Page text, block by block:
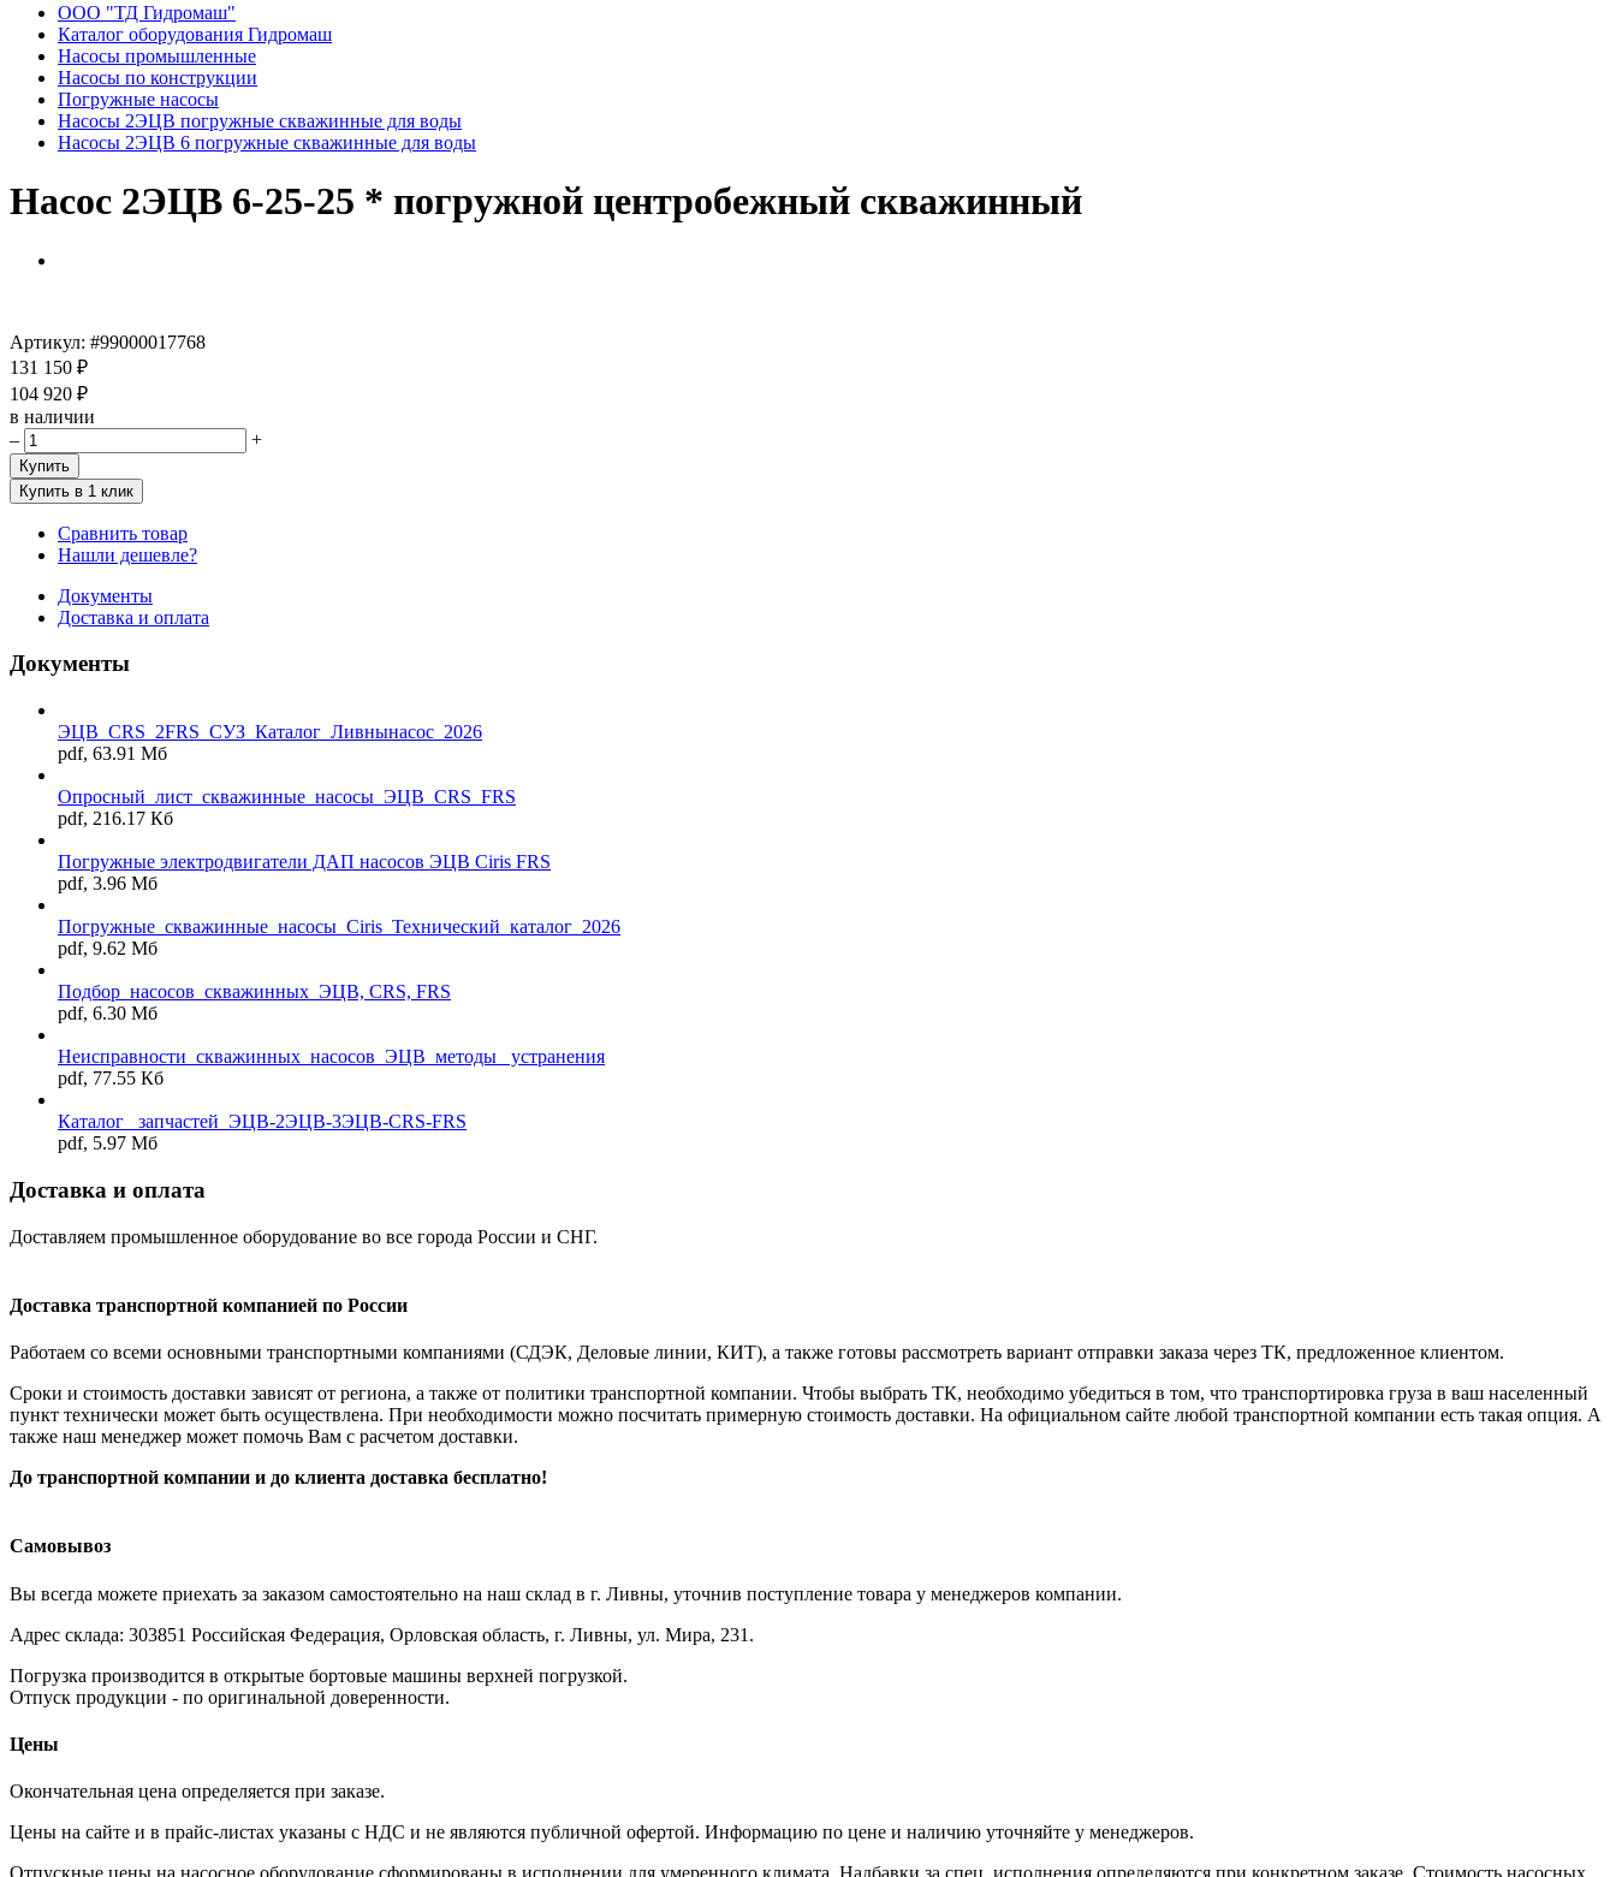
ООО "ТД Гидромаш"
Каталог оборудования Гидромаш
Насосы промышленные
Насосы по конструкции
Погружные насосы
Насосы 2ЭЦВ погружные скважинные для воды
Насосы 2ЭЦВ 6 погружные скважинные для воды
Насос 2ЭЦВ 6-25-25 * погружной центробежный скважинный
Артикул: #99000017768
131 150 ₽
104 920 ₽
в наличии
–
+
Купить
Купить в 1 клик
Сравнить товар
Нашли дешевле?
Документы
Доставка и оплата
Документы
ЭЦВ_CRS_2FRS_СУЗ_Каталог_Ливнынасос_2026
pdf, 63.91 Мб
Опросный_лист_скважинные_насосы_ЭЦВ_CRS_FRS
pdf, 216.17 Кб
Погружные электродвигатели ДАП насосов ЭЦВ Ciris FRS
pdf, 3.96 Мб
Погружные_скважинные_насосы_Ciris_Технический_каталог_2026
pdf, 9.62 Мб
Подбор_насосов_скважинных_ЭЦВ, CRS, FRS
pdf, 6.30 Мб
Неисправности_скважинных_насосов_ЭЦВ_методы_ устранения
pdf, 77.55 Кб
Каталог _запчастей_ЭЦВ-2ЭЦВ-3ЭЦВ-CRS-FRS
pdf, 5.97 Мб
Доставка и оплата
Доставляем промышленное оборудование во все города России и СНГ.
Доставка транспортной компанией по России
Работаем со всеми основными транспортными компаниями (СДЭК, Деловые линии, КИТ), а также готовы рассмотреть вариант отправки заказа через ТК, предложенное клиентом.
Сроки и стоимость доставки зависят от региона, а также от политики транспортной компании. Чтобы выбрать ТК, необходимо убедиться в том, что транспортировка груза в ваш населенный
пункт технически может быть осуществлена. При необходимости можно посчитать примерную стоимость доставки. На официальном сайте любой транспортной компании есть такая опция. А
также наш менеджер может помочь Вам с расчетом доставки.
До транспортной компании и до клиента доставка бесплатно!
Самовывоз
Вы всегда можете приехать за заказом самостоятельно на наш склад в г. Ливны, уточнив поступление товара у менеджеров компании.
Адрес склада: 303851 Российская Федерация, Орловская область, г. Ливны, ул. Мира, 231.
Погрузка производится в открытые бортовые машины верхней погрузкой.
Отпуск продукции - по оригинальной доверенности.
Цены
Окончательная цена определяется при заказе.
Цены на сайте и в прайс-листах указаны с НДС и не являются публичной офертой. Информацию по цене и наличию уточняйте у менеджеров.